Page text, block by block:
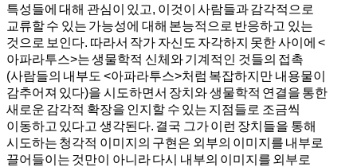
특성들에 대해 관심이 있고, 이것이 사람들과 감각적으로
교류할 수 있는 가능성에 대해 본능적으로 반응하고 있는
것으로 보인다. 따라서 작가 자신도 자각하지 못한 사이에 <
아파라투스>는 생물학적 신체와 기계적인 것들의 접촉
(사람들의 내부도 <아파라투스>처럼 복잡하지만 내용물이
감추어져 있다)을 시도하면서 장치와 생물학적 연결을 통한
새로운 감각적 확장을 인지할 수 있는 지점들로 조금씩
이동하고 있다고 생각된다. 결국 그가 이런 장치들을 통해
시도하는 청각적 이미지의 구현은 외부의 이미지를 내부로
끌어들이는 것만이 아니라 다시 내부의 이미지를 외부로